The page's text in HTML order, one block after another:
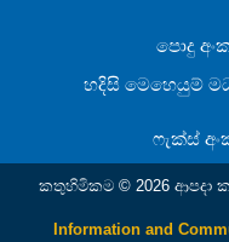
පොදු
හදිසි මෙහෙයුම්
ෆැක්ස්
කතුහිමිකම © 2026 ආපදා
Information and